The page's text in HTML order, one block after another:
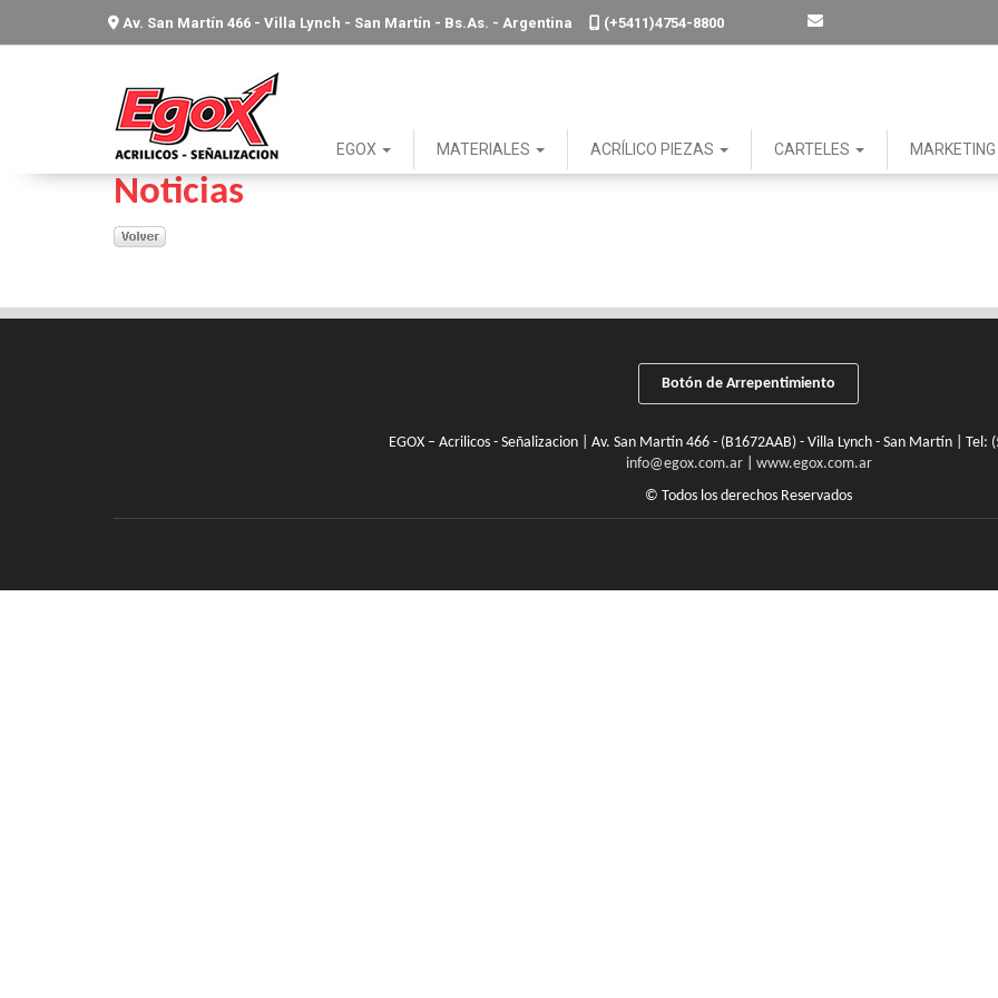
Av. San Martín 466 - Villa Lynch - San Martín - Bs.As. - Argentina (+5411)4754-8800
EGOX MATERIALES ACRÍLICO PIEZAS CARTELES MARKETING
Noticias
Botón de Arrepentimiento
EGOX – Acrilicos - Señalizacion | Av. San Martín 466 - (B1672AAB) - Villa Lynch - San Martín | Tel:
info@egox.com.ar| www.egox.com.ar
© Todos los derechos Reservados